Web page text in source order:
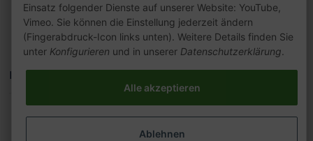
Einsatz folgender Dienste auf unserer Website: YouTube,
Vimeo. Sie können die Einstellung jederzeit ändern
(Fingerabdruck-Icon links unten). Weitere Details finden Sie
unter Konfigurieren und in unserer Datenschutzerklärung.
Alle akzeptieren
Ablehnen
Kategorien